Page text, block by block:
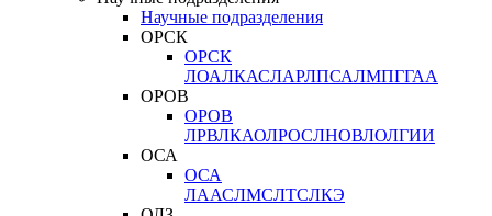
Научные подразделения
ОРСК
ОРСК
ЛОАЛКАСЛАРЛПСАЛМПГГАА
ОРОВ
ОРОВ
ЛРВЛКАОЛРОСЛНОВЛОЛГИИ
ОСА
ОСА
ЛААСЛМСЛТСЛКЭ